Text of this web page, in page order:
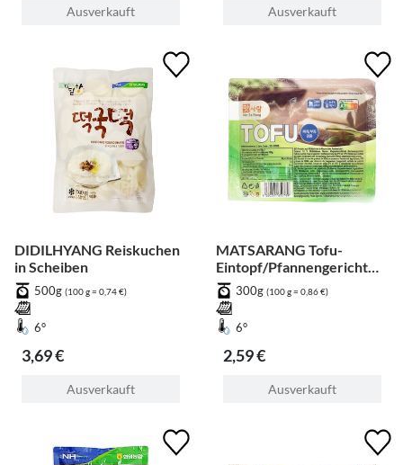
Ausverkauft Ausverkauft
DIDILHYANG Reiskuchen
in Scheiben
500g (100 g = 0,74 €)
6°
3,69 €
Ausverkauft
MATSARANG Tofu-
Eintopf/Pfannengericht
(Doppelverwendung)
300g (100 g = 0,86 €)
6°
2,59 €
Ausverkauft